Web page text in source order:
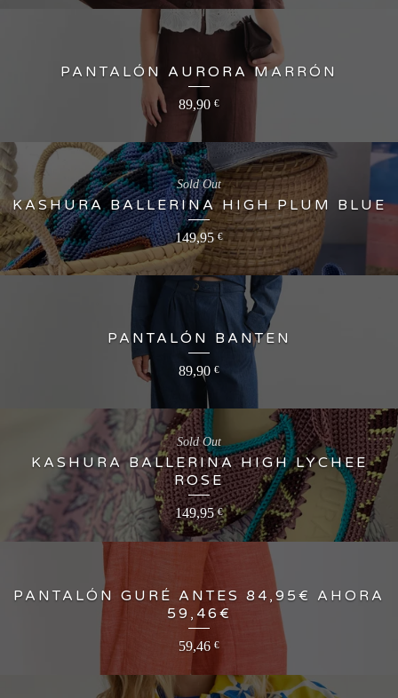
PANTALÓN AURORA MARRÓN
89,90 €
KASHURA BALLERINA HIGH PLUM BLUE
149,95€
Sold Out
PANTALÓN BANTEN
89,90 €
KASHURA BALLERINA HIGH LYCHEE
ROSE
149,95€
Sold Out
PANTALÓN GURÉ ANTES 84,95€ AHORA
59,46€
59,46 €